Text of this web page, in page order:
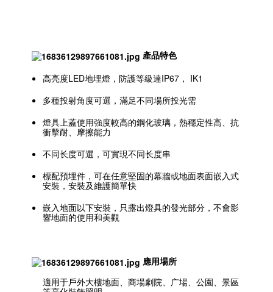
產品特色
⾼亮度LED地埋燈，防護等級達IP67， IK1
多種投射⾓度可選，滿⾜不同場所投光需
燈具上蓋使⽤強度較⾼的鋼化玻璃，熱穩定性⾼、抗
衝擊耐、摩擦能⼒
不同⻓度可選，可實現不同⻓度串
標配預埋件，可在任意堅固的幕牆或地⾯表⾯嵌入式
安裝，安裝及維護簡單快
嵌入地⾯以下安裝，只露出燈具的發光部分，不會影
響地⾯的使⽤和美觀
應用場所
適⽤于戶外⼤樓地⾯、商場劇院、⼴場、公園、景區